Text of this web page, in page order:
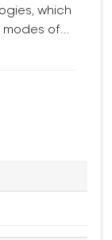
which
of...